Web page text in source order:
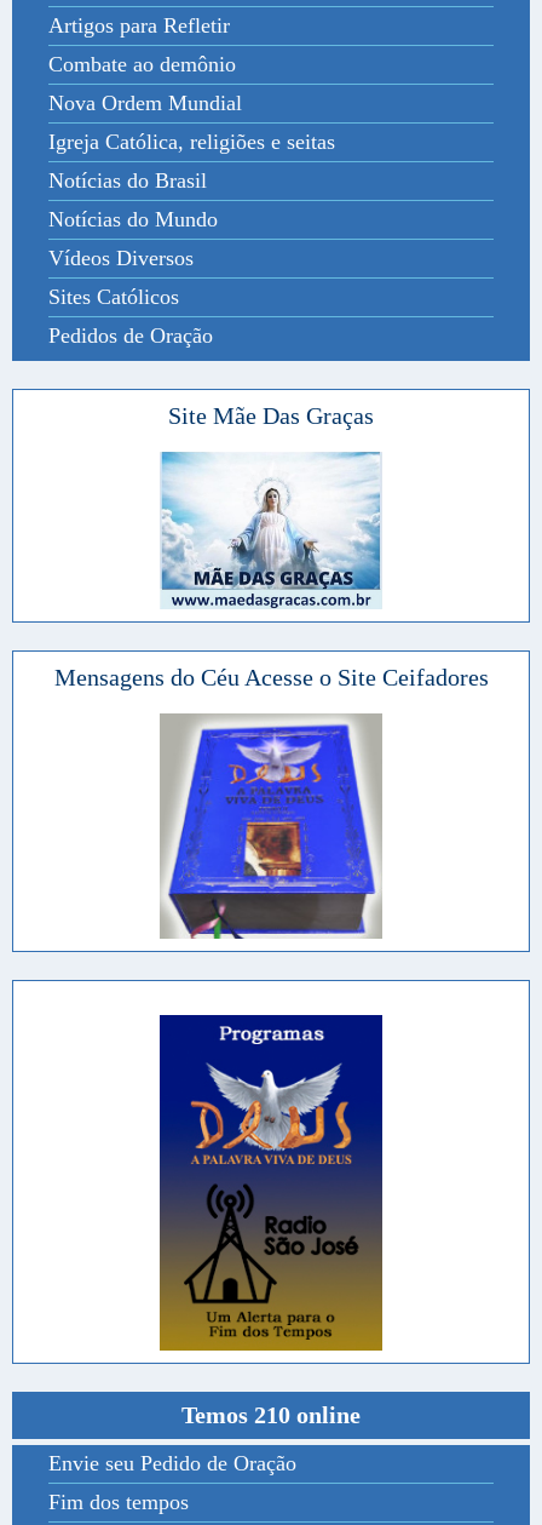
Artigos para Refletir
Combate ao demônio
Nova Ordem Mundial
Igreja Católica, religiões e seitas
Notícias do Brasil
Notícias do Mundo
Vídeos Diversos
Sites Católicos
Pedidos de Oração
Site Mãe Das Graças
Mensagens do Céu Acesse o Site Ceifadores
Temos 210 online
Envie seu Pedido de Oração
Fim dos tempos